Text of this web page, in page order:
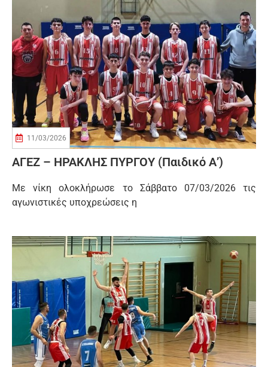
11/03/2026
ΑΓΕΖ – ΗΡΑΚΛΗΣ ΠΥΡΓΟΥ (Παιδικό Α’)
Με νίκη ολοκλήρωσε το Σάββατο 07/03/2026 τις
αγωνιστικές υποχρεώσεις η